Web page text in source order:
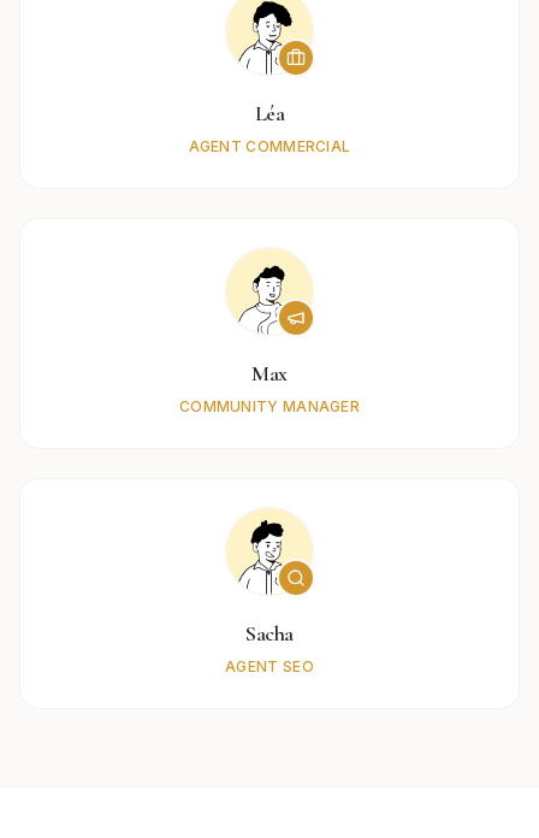
Léa
AGENT COMMERCIAL
Max
COMMUNITY MANAGER
Sacha
AGENT SEO